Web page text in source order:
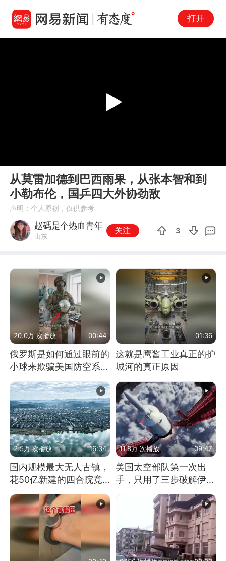
打开
Play
从莫雷加德到巴西雨果，从张本智和到
小勒布伦，国乒四大外协劲敌
声明：个人原创，仅供参考
赵碼是个热血青年
山东
关注 3
20.0万 次播放 00:44
俄罗斯是如何通过眼前的
小球来欺骗美国防空系统
01:36
这就是鹰酱工业真正的护
城河的真正原因
2.5万 次播放 16:34
国内规模最大无人古镇，
花50亿新建的四合院竟
没人住，发生了啥
11.8万 次播放 09:47
美国太空部队第一次出
手，只用了三步破解伊朗